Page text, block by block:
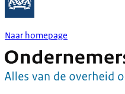
Naar homepage